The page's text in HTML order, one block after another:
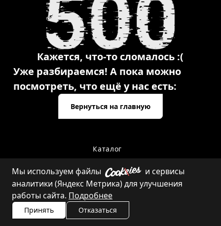
Кажется, что-то сломалось :(
Уже разбираемся! А пока можно
посмотреть, что ещё у нас есть:
Вернуться на главную
Каталог
Контакты
Мы используем файлы
и сервисы
аналитики (Яндекс Метрика) для улучшения
работы сайта. Подробнее
Принять Отказаться